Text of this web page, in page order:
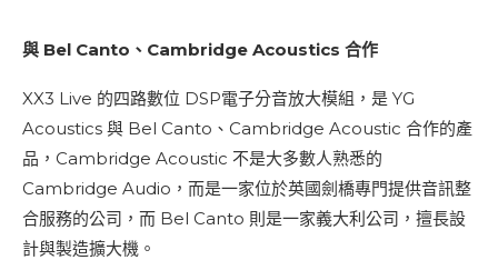
與 Bel Canto、Cambridge Acoustics 合作
XX3 Live 的四路數位 DSP電子分音放大模組，是 YG
Acoustics 與 Bel Canto、Cambridge Acoustic 合作的產
品，Cambridge Acoustic 不是大多數人熟悉的
Cambridge Audio，而是一家位於英國劍橋專門提供音訊整
合服務的公司，而 Bel Canto 則是一家義大利公司，擅長設
計與製造擴大機。